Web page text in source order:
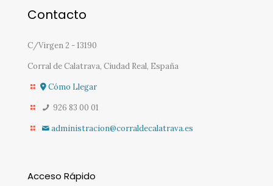
Contacto
C/Virgen 2 - 13190
Corral de Calatrava, Ciudad Real, España
Cómo Llegar
926 83 00 01
administracion@corraldecalatrava.es
Acceso Rápido